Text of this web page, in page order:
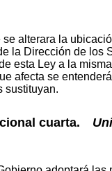
se alterara la
la Dirección de los
esta Ley a la
afecta se
sustituyan.
cuarta.